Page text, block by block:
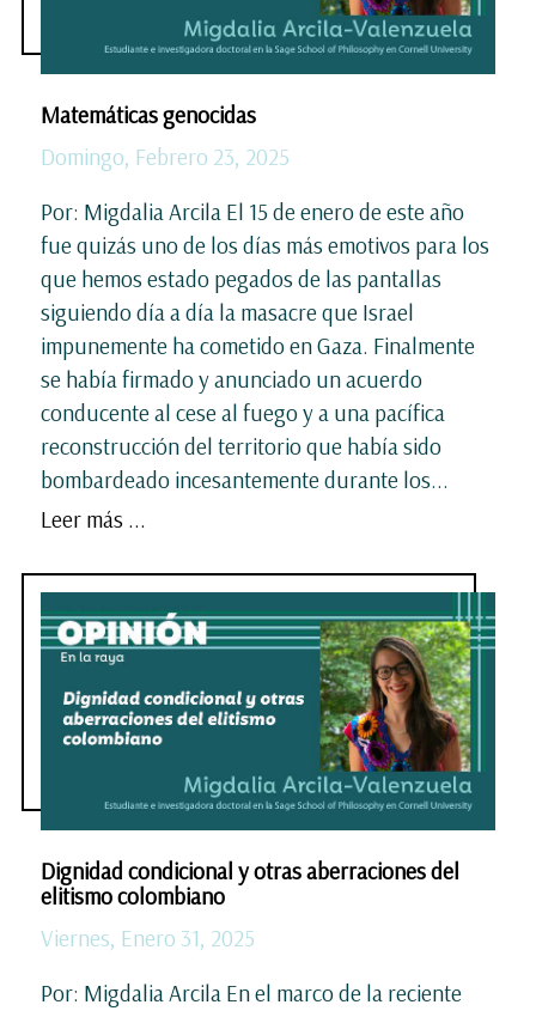
Matemáticas genocidas
Domingo, Febrero 23, 2025
Por: Migdalia Arcila El 15 de enero de este año
fue quizás uno de los días más emotivos para los
que hemos estado pegados de las pantallas
siguiendo día a día la masacre que Israel
impunemente ha cometido en Gaza. Finalmente
se había firmado y anunciado un acuerdo
conducente al cese al fuego y a una pacífica
reconstrucción del territorio que había sido
bombardeado incesantemente durante los...
Leer más ...
Dignidad condicional y otras aberraciones del
elitismo colombiano
Viernes, Enero 31, 2025
Por: Migdalia Arcila En el marco de la reciente